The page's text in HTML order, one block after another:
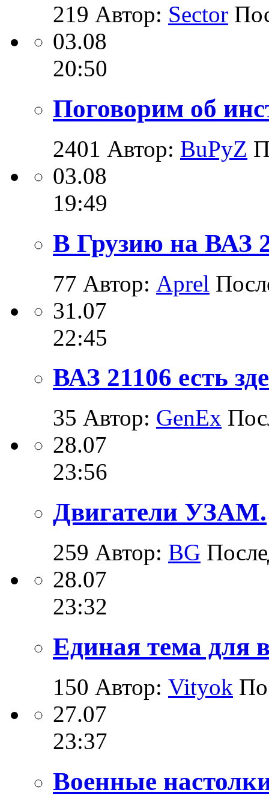
219 Автор: Sector
03.08
20:50
Поговорим об
2401 Автор: BuPyZ
03.08
19:49
В Грузию на ВАЗ
77 Автор: Aprel
31.07
22:45
ВАЗ 21106 есть
35 Автор: GenEx
28.07
23:56
Двигатели УЗАМ.
259 Автор: BG
28.07
23:32
Единая тема для
150 Автор: Vityok
27.07
23:37
Военные